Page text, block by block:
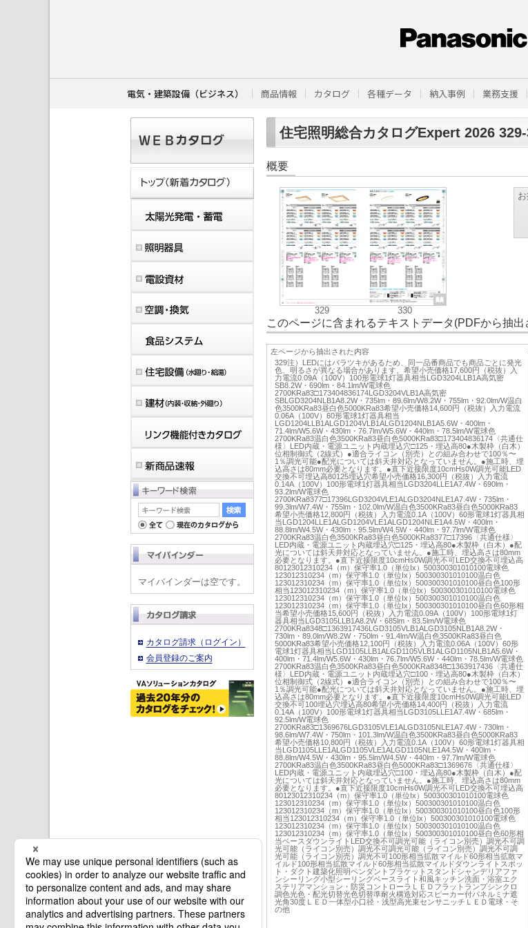
電気・建築設備（ビジネス） 商品情報 カタログ 各種データ 納入事例 業務支援
住宅照明総合カタログExpert 2026
概要
329 330
このページに含まれるテキストデータ(PDFから抽出
左ページから抽出された内容
329注）LEDにはバラツキがあるため、同一品番商品でも商品ごとに発光
色、明るさが異なる場合があります。希望小売価格17,600円（税抜）入
力電流0.09A（100V）100形電球1灯器具相当LGD3204LLB1A高気密
SB8.2W・690lm・84.1lm/W電球色
2700KRa83□173404836174LGD3204VLB1A高気密
SBLGD3204NLB1A8.2W・735lm・89.6lm/W8.2W・755lm・92.0lm/W温白
色3500KRa83昼白色5000KRa83希望小売価格14,600円（税抜）入力電流
0.06A（100V）60形電球1灯器具相当
LGD1204LLB1ALGD1204VLB1ALGD1204NLB1A5.6W・400lm・
71.4lm/W5.6W・430lm・76.7lm/W5.6W・440lm・78.5lm/W電球色
2700KRa83温白色3500KRa83昼白色5000KRa83□173404836174〈共通仕
様〉LED内蔵・電源ユニット内蔵埋込穴□125・埋込高80●木製枠（白木）
位相制御式（2線式）●適合ライコン（別売）との組み合わせで100％〜
1％調光可能●配光については斜天井対応となっていません。●施工時、埋
込高さは80mm必要となります。●直下近接限度10cmHs0W調光可能LED
交換不可埋込高80125埋込穴希望小売価格16,300円（税抜）入力電流
0.14A（100V）100形電球1灯器具相当LGD3204LLE1A7.4W・690lm・
93.2lm/W電球色
2700KRa8377□17396LGD3204VLE1ALGD3204NLE1A7.4W・735lm・
99.3lm/W7.4W・755lm・102.0lm/W温白色3500KRa83昼白色5000KRa83
希望小売価格12,800円（税抜）入力電流0.1A（100V）60形電球1灯器具相
当LGD1204LLE1ALGD1204VLE1ALGD1204NLE1A4.5W・400lm・
88.8lm/W4.5W・430lm・95.5lm/W4.5W・440lm・97.7lm/W電球色
2700KRa83温白色3500KRa83昼白色5000KRa8377□17396〈共通仕様〉
LED内蔵・電源ユニット内蔵埋込穴□125・埋込高80●木製枠（白木）●配
光については斜天井対応となっていません。●施工時、埋込高さは80mm
必要となります。●直下近接限度10cmHs0W調光不可LED交換不可埋込高
80123012310234（m）保守率1.0（単位Ix）500300301010100電球色
123012310234（m）保守率1.0（単位Ix）500300301010100温白色
123012310234（m）保守率1.0（単位Ix）500300301010100昼白色100形
相当123012310234（m）保守率1.0（単位Ix）500300301010100電球色
123012310234（m）保守率1.0（単位Ix）500300301010100温白色
123012310234（m）保守率1.0（単位Ix）500300301010100昼白色60形相
当希望小売価格15,600円（税抜）入力電流0.09A（100V）100形電球1灯
器具相当LGD3105LLB1A8.2W・685lm・83.5lm/W電球色
2700KRa8348□1363917436LGD3105VLB1ALGD3105NLB1A8.2W・
730lm・89.0lm/W8.2W・750lm・91.4lm/W温白色3500KRa83昼白色
5000KRa83希望小売価格12,100円（税抜）入力電流0.06A（100V）60形
電球1灯器具相当LGD1105LLB1ALGD1105VLB1ALGD1105NLB1A5.6W・
400lm・71.4lm/W5.6W・430lm・76.7lm/W5.6W・440lm・78.5lm/W電球色
2700KRa83温白色3500KRa83昼白色5000KRa8348□1363917436〈共通仕
様〉LED内蔵・電源ユニット内蔵埋込穴□100・埋込高80●木製枠（白木）
位相制御式（2線式）●適合ライコン（別売）との組み合わせで100％〜
1％調光可能●配光については斜天井対応となっていません。●施工時、埋
込高さは80mm必要となります。●直下近接限度10cmHs0W調光可能LED
交換不可100埋込穴埋込高80希望小売価格14,400円（税抜）入力電流
0.14A（100V）100形電球1灯器具相当LGD3105LLE1A7.4W・685lm・
92.5lm/W電球色
2700KRa83□1369676LGD3105VLE1ALGD3105NLE1A7.4W・730lm・
98.6lm/W7.4W・750lm・101.3lm/W温白色3500KRa83昼白色5000KRa83
希望小売価格10,800円（税抜）入力電流0.1A（100V）60形電球1灯器具相
当LGD1105LLE1ALGD1105VLE1ALGD1105NLE1A4.5W・400lm・
88.8lm/W4.5W・430lm・95.5lm/W4.5W・440lm・97.7lm/W電球色
2700KRa83温白色3500KRa83昼白色5000KRa83□1369676〈共通仕様〉
LED内蔵・電源ユニット内蔵埋込穴□100・埋込高80●木製枠（白木）●配
光については斜天井対応となっていません。●施工時、埋込高さは80mm
必要となります。●直下近接限度10cmHs0W調光不可LED交換不可埋込高
80123012310234（m）保守率1.0（単位Ix）500300301010100電球色
123012310234（m）保守率1.0（単位Ix）500300301010100温白色
123012310234（m）保守率1.0（単位Ix）500300301010100昼白色100形
相当123012310234（m）保守率1.0（単位Ix）500300301010100電球色
123012310234（m）保守率1.0（単位Ix）500300301010100温白色
123012310234（m）保守率1.0（単位Ix）500300301010100昼白色60形相
当ベースダウンライトLED交換不可調光可能（ライコン別売）調光不可調
光可能（ライコン別売）調光不可調光可能（ライコン別売）調光不可調
光可能（ライコン別売）調光不可100形相当拡散マイルド60形相当拡散マ
イルド100形相当拡散マイルド60形相当拡散マイルドダウンライトスポッ
ト・ダクト建築化照明ペンダントブラケットスタンドシャンデリアファ
ンシーリング小型シーリングベースライト和風キッチン洗面・浴室エク
ステリアマンション・防災コントローラＬＥＤフラットランプシンクロ
調色光色・配光切替光色切替準耐火構造対応スピーカー付パネルミナ遮
光角30度ＬＥＤ一体型小口径・浅型高光束センサニッチＬＥＤ電球・そ
の他
マイバインダーは空です。
カタログ請求（ログイン）
会員登録のご案内